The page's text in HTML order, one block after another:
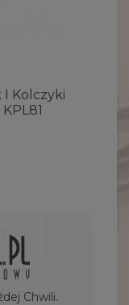
Kolczyki
Chwili.